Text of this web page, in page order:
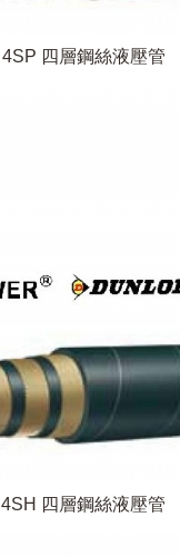
4SP 四層鋼絲液壓管
4SH 四層鋼絲液壓管